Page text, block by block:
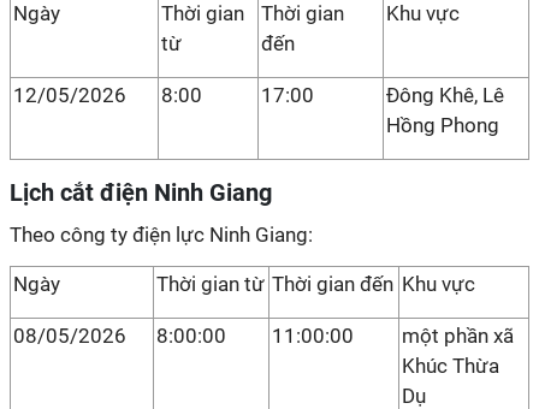
Ngày
Thời gian
từ
Thời gian
đến
Khu vực
12/05/2026 8:00 17:00
Đông Khê, Lê
Hồng Phong
Lịch cắt điện Ninh Giang
Theo công ty điện lực Ninh Giang:
Ngày Thời gian từ Thời gian đến Khu vực
08/05/2026 8:00:00 11:00:00
một phần xã
Khúc Thừa
Dụ